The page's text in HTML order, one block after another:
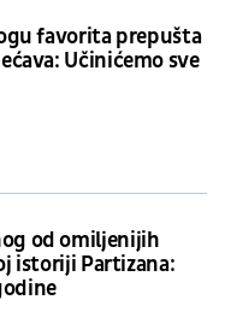
favorita prepušta
Učinićemo sve
od omiljenijih
istoriji Partizana: